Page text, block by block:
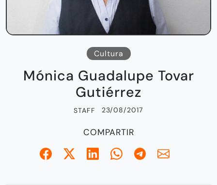
Cultura
Mónica Guadalupe Tovar
Gutiérrez
STAFF 23/08/2017
COMPARTIR